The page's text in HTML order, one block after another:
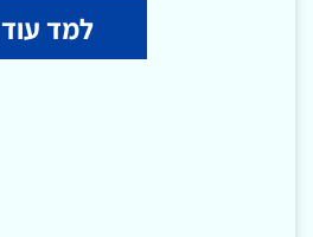
למד עוד